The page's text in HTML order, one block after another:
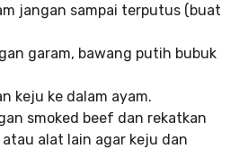
jangan sampai terputus (buat
garam, bawang putih bubuk
keju ke dalam ayam.
smoked beef dan rekatkan
alat lain agar keju dan